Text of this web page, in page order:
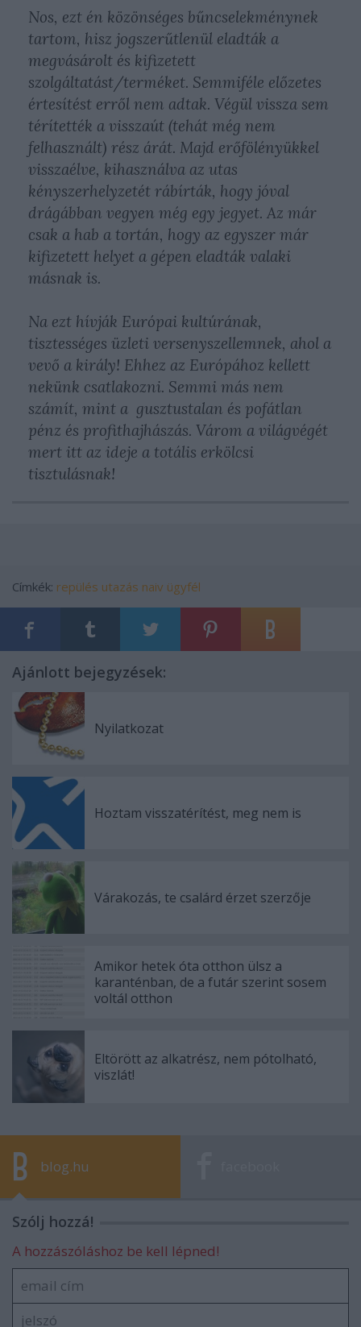
Nos, ezt én közönséges bűncselekménynek
tartom, hisz jogszerűtlenül eladták a
megvásárolt és kifizetett
szolgáltatást/terméket. Semmiféle előzetes
értesítést erről nem adtak. Végül vissza sem
térítették a visszaút (tehát még nem
felhasznált) rész árát. Majd erőfölényükkel
visszaélve, kihasználva az utas
kényszerhelyzetét rábírták, hogy jóval
drágábban vegyen még egy jegyet. Az már
csak a hab a tortán, hogy az egyszer már
kifizetett helyet a gépen eladták valaki
másnak is.
Na ezt hívják Európai kultúrának,
tisztességes üzleti versenyszellemnek, ahol a
vevő a király! Ehhez az Európához kellett
nekünk csatlakozni. Semmi más nem
számít, mint a gusztustalan és pofátlan
pénz és profithajhászás. Várom a világvégét
mert itt az ideje a totális erkölcsi
tisztulásnak!
Címkék: repülés utazás naiv ügyfél
Ajánlott bejegyzések:
Nyilatkozat
Hoztam visszatérítést, meg nem is
Várakozás, te csalárd érzet szerzője
Amikor hetek óta otthon ülsz a
karanténban, de a futár szerint sosem
voltál otthon
Eltörött az alkatrész, nem pótolható,
viszlát!
blog.hu
Szólj hozzá!
A hozzászóláshoz be kell lépned!